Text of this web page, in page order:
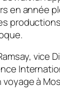
en année
vice
voyage à